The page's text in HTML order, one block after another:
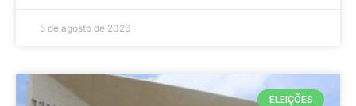
5 de agosto de 2026
ELEIÇÕES